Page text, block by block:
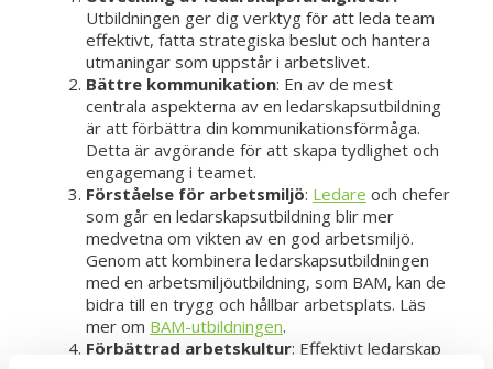
Utbildningen ger dig verktyg för att leda team
effektivt, fatta strategiska beslut och hantera
utmaningar som uppstår i arbetslivet.
Bättre kommunikation: En av de mest
centrala aspekterna av en ledarskapsutbildning
är att förbättra din kommunikationsförmåga.
Detta är avgörande för att skapa tydlighet och
engagemang i teamet.
Förståelse för arbetsmiljö: Ledare och chefer
som går en ledarskapsutbildning blir mer
medvetna om vikten av en god arbetsmiljö.
Genom att kombinera ledarskapsutbildningen
med en arbetsmiljöutbildning, som BAM, kan de
bidra till en trygg och hållbar arbetsplats. Läs
mer om BAM-utbildningen.
Förbättrad arbetskultur: Effektivt ledarskap